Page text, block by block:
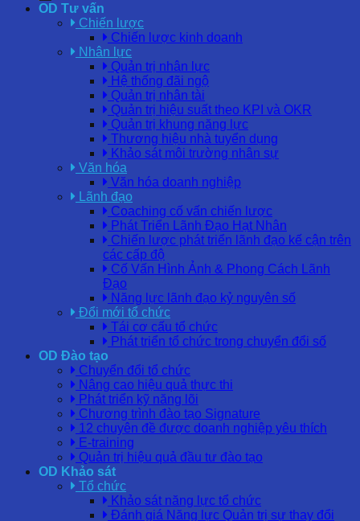
OD Tư vấn
Chiến lược
Chiến lược kinh doanh
Nhân lực
Quản trị nhân lực
Hệ thống đãi ngộ
Quản trị nhân tài
Quản trị hiệu suất theo KPI và OKR
Quản trị khung năng lực
Thương hiệu nhà tuyển dụng
Khảo sát môi trường nhân sự
Văn hóa
Văn hóa doanh nghiệp
Lãnh đạo
Coaching cố vấn chiến lược
Phát Triển Lãnh Đạo Hạt Nhân
Chiến lược phát triển lãnh đạo kế cận trên
các cấp độ
Cố Vấn Hình Ảnh & Phong Cách Lãnh
Đạo
Năng lực lãnh đạo kỷ nguyên số
Đổi mới tổ chức
Tái cơ cấu tổ chức
Phát triển tổ chức trong chuyển đổi số
OD Đào tạo
Chuyển đổi tổ chức
Nâng cao hiệu quả thực thi
Phát triển kỹ năng lõi
Chương trình đào tạo Signature
12 chuyên đề được doanh nghiệp yêu thích
E-training
Quản trị hiệu quả đầu tư đào tạo
OD Khảo sát
Tổ chức
Khảo sát năng lực tổ chức
Đánh giá Năng lực Quản trị sự thay đổi